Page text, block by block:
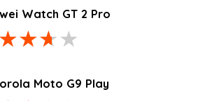
Watch GT 2 Pro
Moto G9 Play